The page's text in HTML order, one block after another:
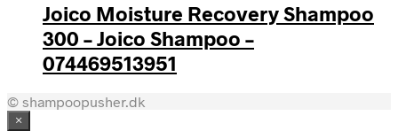
Joico Moisture Recovery Shampoo
300 – Joico Shampoo –
074469513951
© shampoopusher.dk
×